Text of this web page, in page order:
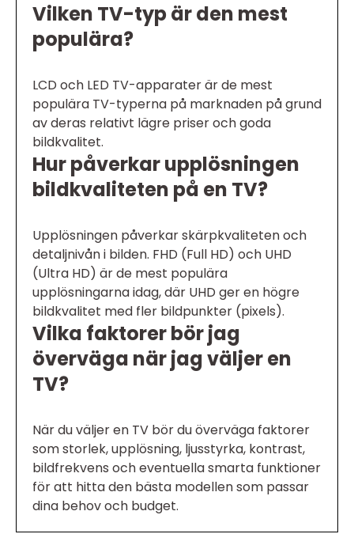
Vilken TV-typ är den mest
populära?
LCD och LED TV-apparater är de mest
populära TV-typerna på marknaden på grund
av deras relativt lägre priser och goda
bildkvalitet.
Hur påverkar upplösningen
bildkvaliteten på en TV?
Upplösningen påverkar skärpkvaliteten och
detaljnivån i bilden. FHD (Full HD) och UHD
(Ultra HD) är de mest populära
upplösningarna idag, där UHD ger en högre
bildkvalitet med fler bildpunkter (pixels).
Vilka faktorer bör jag
överväga när jag väljer en
TV?
När du väljer en TV bör du överväga faktorer
som storlek, upplösning, ljusstyrka, kontrast,
bildfrekvens och eventuella smarta funktioner
för att hitta den bästa modellen som passar
dina behov och budget.